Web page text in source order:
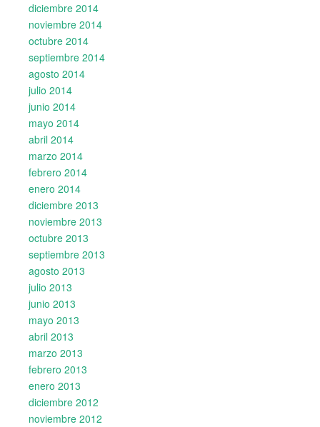
diciembre 2014
noviembre 2014
octubre 2014
septiembre 2014
agosto 2014
julio 2014
junio 2014
mayo 2014
abril 2014
marzo 2014
febrero 2014
enero 2014
diciembre 2013
noviembre 2013
octubre 2013
septiembre 2013
agosto 2013
julio 2013
junio 2013
mayo 2013
abril 2013
marzo 2013
febrero 2013
enero 2013
diciembre 2012
noviembre 2012